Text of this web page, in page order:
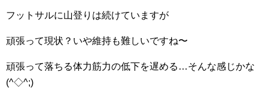
フットサルに山登りは続けていますが
頑張って現状？いや維持も難しいですね〜
頑張って落ちる体力筋力の低下を遅める…そんな感じかな
(^◇^;)